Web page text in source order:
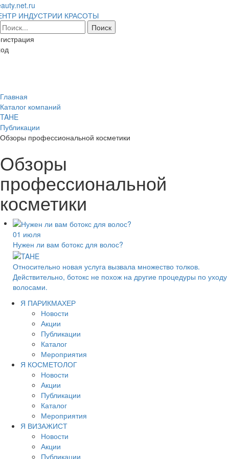
ИНДУСТРИИ КРАСОТЫ
Главная
Каталог компаний
TAHE
Публикации
Обзоры профессиональной косметики
Обзоры
профессиональной
косметики
01 июля
Нужен ли вам ботокс для волос?
Относительно новая услуга вызвала множество толков.
Действительно, ботокс не похож на другие процедуры по уходу
волосами.
Я ПАРИКМАХЕР
Новости
Акции
Публикации
Каталог
Мероприятия
Я КОСМЕТОЛОГ
Новости
Акции
Публикации
Каталог
Мероприятия
Я ВИЗАЖИСТ
Новости
Акции
Публикации